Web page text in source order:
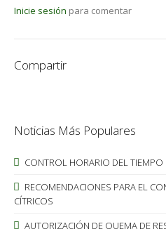
Inicie sesión para comentar
Compartir
Noticias Más Populares
CONTROL HORARIO DEL TIEMPO
RECOMENDACIONES PARA EL
CÍTRICOS
AUTORIZACIÓN DE QUEMA DE